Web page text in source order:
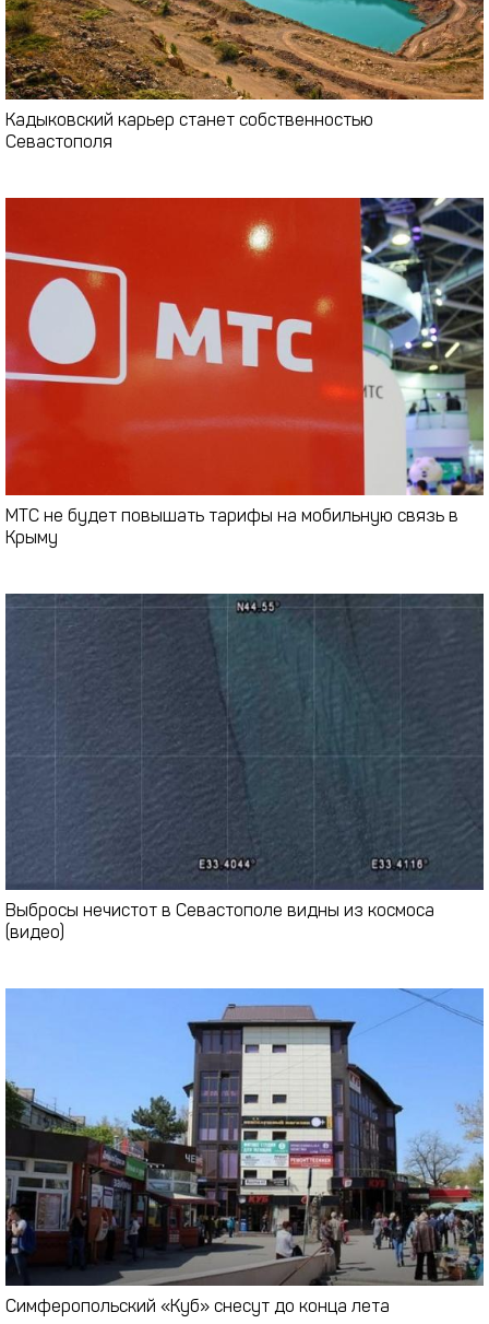
Кадыковский карьер станет собственностью
Севастополя
МТС не будет повышать тарифы на мобильную связь в
Крыму
Выбросы нечистот в Севастополе видны из космоса
(видео)
Симферопольский «Куб» снесут до конца лета